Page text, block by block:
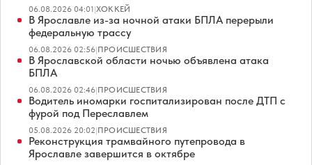
06.08.2026 04:01|ХОККЕЙ
В Ярославле из-за ночной атаки БПЛА перерыли
федеральную трассу
06.08.2026 02:56|ПРОИСШЕСТВИЯ
В Ярославской области ночью объявлена атака
БПЛА
06.08.2026 02:46|ПРОИСШЕСТВИЯ
Водитель иномарки госпитализирован после ДТП с
фурой под Переславлем
05.08.2026 20:02|ПРОИСШЕСТВИЯ
Реконструкция трамвайного путепровода в
Ярославле завершится в октябре